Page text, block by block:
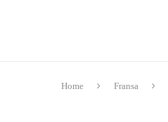
Home Fransa